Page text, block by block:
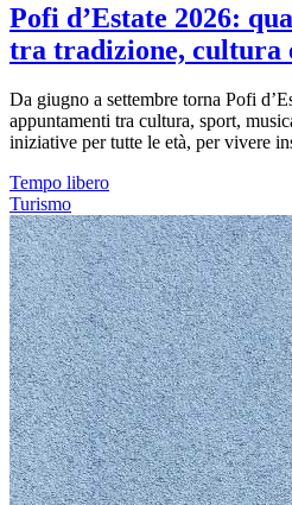
Pofi d’Estate 2026:
tra tradizione, cultura
Da giugno a settembre torna Pofi
appuntamenti tra cultura, sport,
iniziative per tutte le età, per vivere
Tempo libero
Turismo